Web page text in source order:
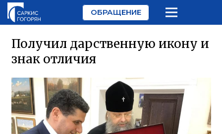
ОБРАЩЕНИЕ
Получил дарственную икону и
знак отличия